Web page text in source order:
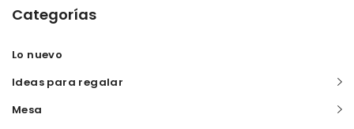
Categorías
Lo nuevo
Ideas para regalar
Mesa